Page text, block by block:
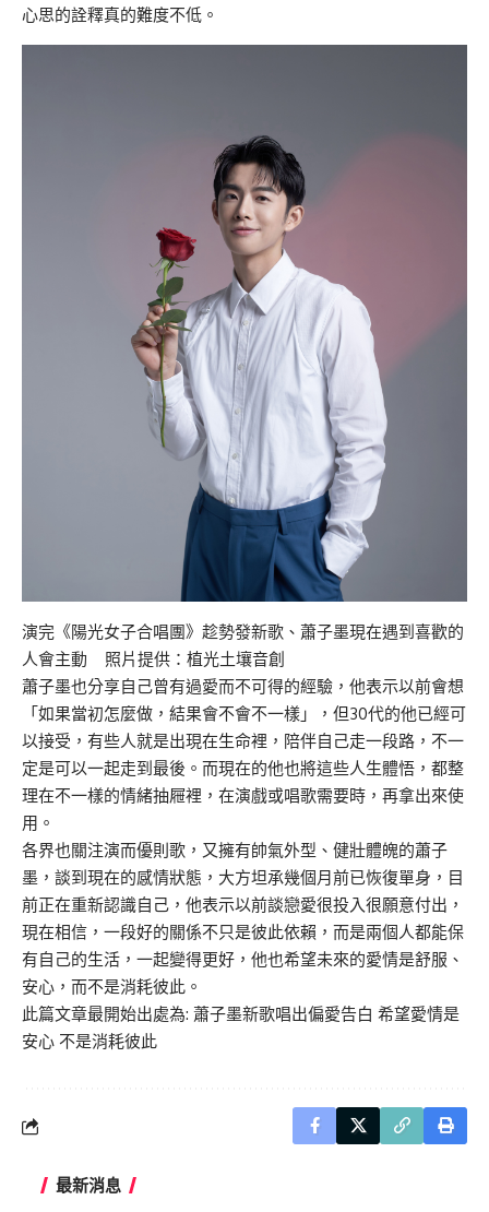
心思的詮釋真的難度不低。
演完《陽光女子合唱團》趁勢發新歌、蕭子墨現在遇到喜歡的
人會主動 照片提供：植光土壤音創
蕭子墨也分享自己曾有過愛而不可得的經驗，他表示以前會想
「如果當初怎麼做，結果會不會不一樣」，但30代的他已經可
以接受，有些人就是出現在生命裡，陪伴自己走一段路，不一
定是可以一起走到最後。而現在的他也將這些人生體悟，都整
理在不一樣的情緒抽屜裡，在演戲或唱歌需要時，再拿出來使
用。
各界也關注演而優則歌，又擁有帥氣外型、健壯體魄的蕭子
墨，談到現在的感情狀態，大方坦承幾個月前已恢復單身，目
前正在重新認識自己，他表示以前談戀愛很投入很願意付出，
現在相信，一段好的關係不只是彼此依賴，而是兩個人都能保
有自己的生活，一起變得更好，他也希望未來的愛情是舒服、
安心，而不是消耗彼此。
此篇文章最開始出處為: 蕭子墨新歌唱出偏愛告白 希望愛情是
安心 不是消耗彼此
最新消息